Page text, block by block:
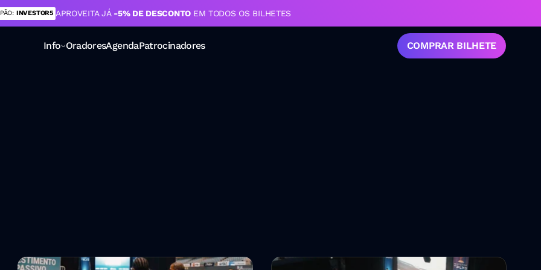
INVESTOR5 APROVEITA JÁ -5% DE DESCONTO EM TODOS OS BILHETES
Info OradoresAgendaPatrocinadores COMPRAR BILHETE